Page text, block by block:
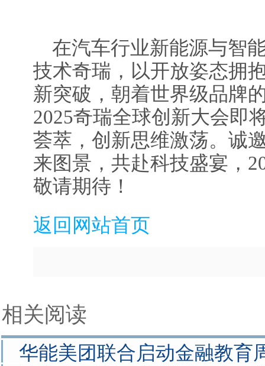
在汽车行业新能源与智
技术奇瑞，以开放姿态拥
新突破，朝着世界级品牌
2025奇瑞全球创新大会即
荟萃，创新思维激荡。诚
来图景，共赴科技盛宴，
敬请期待！
返回网站首页
相关阅读
华能美团联合启动金融教育